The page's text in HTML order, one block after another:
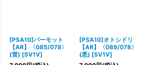
[PSA10]パーモット
【AR】〈085/078〉
(雷) [SV1V]
[PSA10]オトシドリ
【AR】〈089/078〉
(悪) [SV1V]